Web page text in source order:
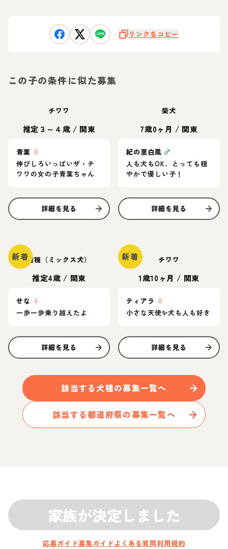
リンクをコピー
この子の条件に似た募集
チワワ
推定３～４歳 / 関東
青葉 ♀
伸びしろいっぱいザ・チ
ワワの女の子青葉ちゃん
詳細を見る
柴犬
7歳0ヶ月 / 関東
紀の里白鳳 ♂
人も犬もOK、とっても穏
やかで優しい子！
詳細を見る
新着雑種（ミックス犬）
推定4歳 / 関東
せな ♀
一歩一歩乗り越えたよ
詳細を見る
新着 チワワ
1歳10ヶ月 / 関東
ティアラ ♀
小さな天使✨️犬も人も好き
詳細を見る
該当する犬種の募集一覧へ
該当する都道府県の募集一覧へ
家族が決定しました
応募ガイド募集ガイド よくある質問利用規約